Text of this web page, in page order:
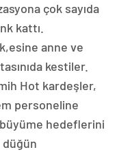
çok sayıda
kattı.
anne ve
kestiler.
Hot kardeşler,
personeline
hedeflerini
düğün